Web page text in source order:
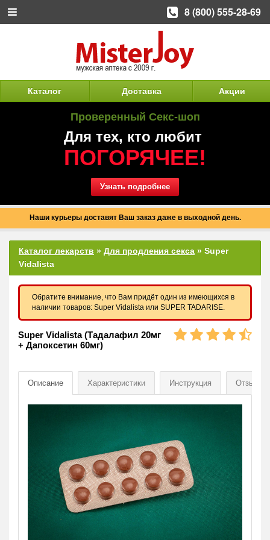
Каталог Доставка Акции
Проверенный Секс-шоп
Для тех, кто любит
ПОГОРЯЧЕЕ!
Узнать подробнее
Наши курьеры доставят Ваш заказ даже в выходной день.
Каталог лекарств » Для продления секса » Super
Vidalista
Обратите внимание, что Вам придёт один из имеющихся в
наличии товаров: Super Vidalista или SUPER TADARISE.
Super Vidalista (Тадалафил 20мг
+ Дапоксетин 60мг)
Описание Характеристики Инструкция Отзывы
8 (800) 555-28-69